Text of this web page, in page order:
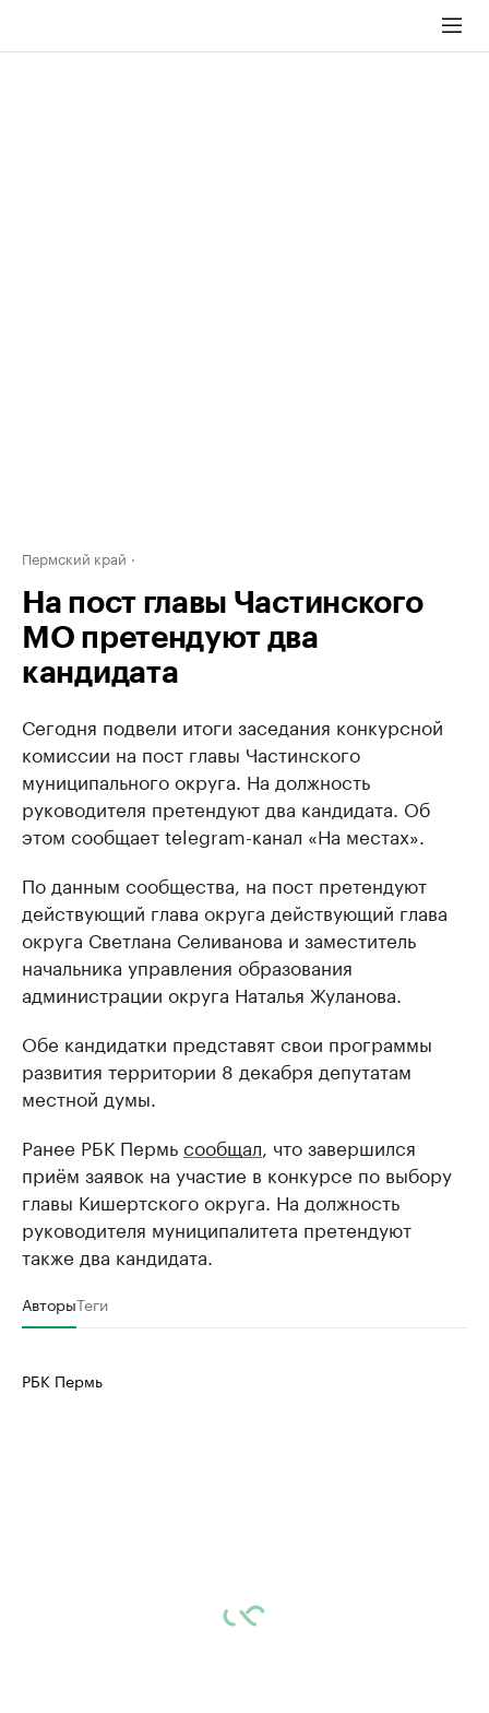
Пермский край
На пост главы Частинского
МО претендуют два
кандидата
Сегодня подвели итоги заседания конкурсной
комиссии на пост главы Частинского
муниципального округа. На должность
руководителя претендуют два кандидата. Об
этом сообщает telegram-канал «На местах».
По данным сообщества, на пост претендуют
действующий глава округа действующий глава
округа Светлана Селиванова и заместитель
начальника управления образования
администрации округа Наталья Жуланова.
Обе кандидатки представят свои программы
развития территории 8 декабря депутатам
местной думы.
Ранее РБК Пермьсообщал , что завершился
приём заявок на участие в конкурсе по выбору
главы Кишертского округа. На должность
руководителя муниципалитета претендуют
также два кандидата.
АвторыТеги
РБК Пермь